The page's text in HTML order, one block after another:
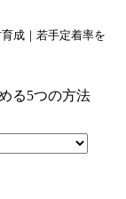
成｜若手定着率を
る5つの方法